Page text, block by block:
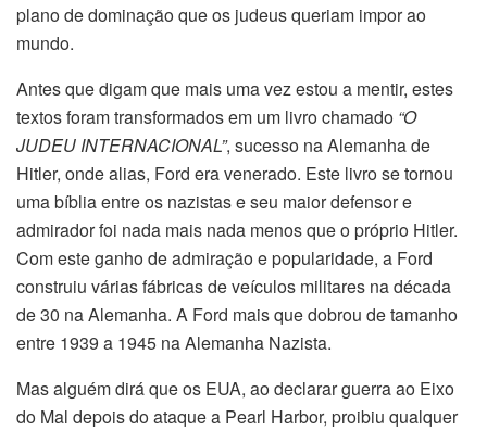
plano de dominação que os judeus queriam impor ao
mundo.
Antes que digam que mais uma vez estou a mentir, estes
textos foram transformados em um livro chamado “O
JUDEU INTERNACIONAL”, sucesso na Alemanha de
Hitler, onde alias, Ford era venerado. Este livro se tornou
uma bíblia entre os nazistas e seu maior defensor e
admirador foi nada mais nada menos que o próprio Hitler.
Com este ganho de admiração e popularidade, a Ford
construiu várias fábricas de veículos militares na década
de 30 na Alemanha. A Ford mais que dobrou de tamanho
entre 1939 a 1945 na Alemanha Nazista.
Mas alguém dirá que os EUA, ao declarar guerra ao Eixo
do Mal depois do ataque a Pearl Harbor, proibiu qualquer